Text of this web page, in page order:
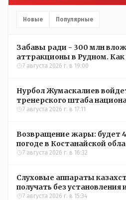
Новые Популярные
Забавы ради - 300 млн
аттракционы в Рудном. Как
окупятся?
7 августа 2026 г. в 19:00
Нурбол Жумаскалиев
тренерского штаба
Казахстана по футболу
7 августа 2026 г. в 17:11
Возвращение жары: будет
погоде в Костанайской
7 августа 2026 г. в 16:32
Слуховые аппараты
получать без установления
7 августа 2026 г. в 15:34